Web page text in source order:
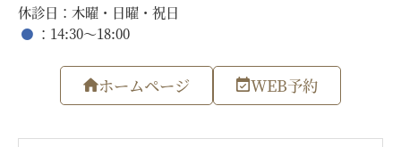
休診日：木曜・日曜・祝日
：14:30～18:00
ホームページ WEB予約